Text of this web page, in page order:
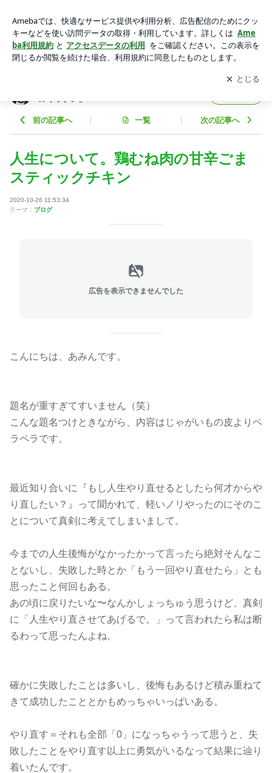
オフィシャルブログ「あみんのスマイルキッチン」 Powered
by Ameba
アプリをダウンロードして ブログの更新通知
を受け取りまし
ょう。
開く
ルキッチン」
前の記事へ 一覧 次の記事へ
人生について。鶏むね肉の甘辛ごま
スティックチキン
2020-10-26 11:53:34
テーマ： ブログ
広告を表示できませんでした
こんにちは、あみんです。
題名が重すぎてすいません（笑）
こんな題名つけときながら、内容はじゃがいもの皮よりペ
ラペラです。
最近知り合いに『もし人生やり直せるとしたら何才からや
り直したい？』って聞かれて、軽いノリやったのにそのこ
とについて真剣に考えてしまいまして。
今までの人生後悔がなかったかって言ったら絶対そんなこ
とないし、失敗した時とか「もう一回やり直せたら」とも
思ったこと何回もある。
あの頃に戻りたいな〜なんかしょっちゅう思うけど、真剣
に「人生やり直させてあげるで。」って言われたら私は断
るわって思ったんよね。
確かに失敗したことは多いし、後悔もあるけど積み重ねて
きて成功したこととかもめっちゃいっぱいある。
やり直す＝それも全部「0」になっちゃうって思うと、失
敗したことをやり直す以上に勇気がいるなって結果に辿り
着いたんです。